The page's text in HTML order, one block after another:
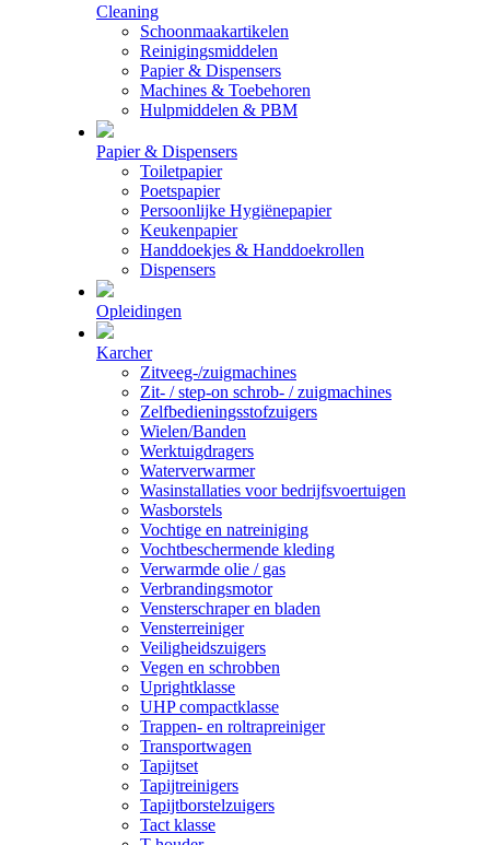
Cleaning
Schoonmaakartikelen
Reinigingsmiddelen
Papier & Dispensers
Machines & Toebehoren
Hulpmiddelen & PBM
Papier & Dispensers
Toiletpapier
Poetspapier
Persoonlijke Hygiënepapier
Keukenpapier
Handdoekjes & Handdoekrollen
Dispensers
Opleidingen
Karcher
Zitveeg-/zuigmachines
Zit- / step-on schrob- / zuigmachines
Zelfbedieningsstofzuigers
Wielen/Banden
Werktuigdragers
Waterverwarmer
Wasinstallaties voor bedrijfsvoertuigen
Wasborstels
Vochtige en natreiniging
Vochtbeschermende kleding
Verwarmde olie / gas
Verbrandingsmotor
Vensterschraper en bladen
Vensterreiniger
Veiligheidszuigers
Vegen en schrobben
Uprightklasse
UHP compactklasse
Trappen- en roltrapreiniger
Transportwagen
Tapijtset
Tapijtreinigers
Tapijtborstelzuigers
Tact klasse